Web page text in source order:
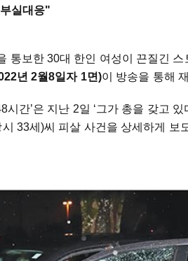
실대응"
통보한 30대 한인 여성이 끈질긴
년 2월8일자 1면)이 방송을 통해
시간’은 지난 2일 ‘그가 총을 갖고
33세)씨 피살 사건을 상세하게 보